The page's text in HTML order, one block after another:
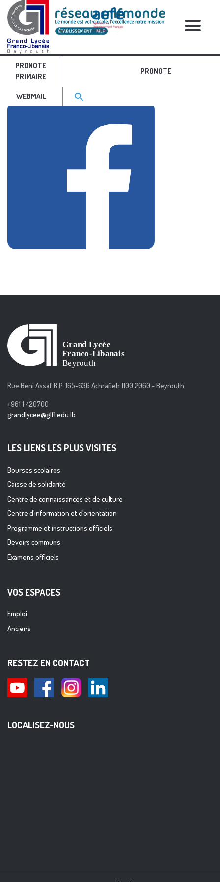
PRONOTE
PRIMAIRE
PRONOTE
WEBMAIL Search for:>
search
RELATIVE POSTS
facebook
Rue Beni Assaf B.P. 165-636 Achrafieh 1100 2060 - Beyrouth
+961 1 420700
grandlycee@glfl.edu.lb
LES LIENS LES PLUS VISITES
Bourses scolaires
Caisse de solidarité
Centre de connaissances et de culture
Centre d’information et d’orientation
Programme et instructions officiels
Devoirs communs
Examens officiels
VOS ESPACES
Emploi
Anciens
RESTEZ EN CONTACT
LOCALISEZ-NOUS